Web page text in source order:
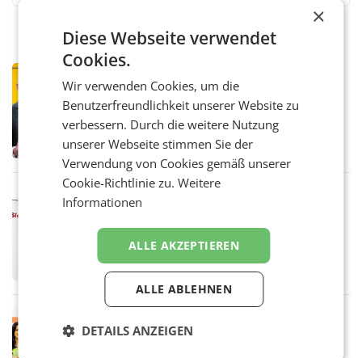
Österreichische Post: Umsatzplus im
ersten Halbjahr trotz schwachem
Briefgeschäft
WIEN Die Österreichische Post AG hat im
ersten Halbjahr 2026 einen Konzernumsatz
von 1.544,0 Mio. EUR erwirtschaftet, was
einem Plus von 3,8 Prozent gegenüber dem
Vergleichszeitraum
überraschend viel Gewinn
UNTERFÖHRING/MAILAND/AMSTERDAM. Der
Fernsehkonzern ProSiebenSat.1 hat im
Frühjahr dank Kostensenkungen operativ
wieder Gewinn gemacht und die
Markterwartung deutlich übertroffen.
Eine Bühne für Zirkularität: ARA und
×
Diese Webseite verwendet
Cookies.
Wir verwenden Cookies, um die
Benutzerfreundlichkeit unserer Website zu
verbessern. Durch die weitere Nutzung
unserer Webseite stimmen Sie der
Verwendung von Cookies gemäß unserer
Cookie-Richtlinie zu.Weitere
Informationen
ALLE AKZEPTIEREN
ALLE ABLEHNEN
DETAILS ANZEIGEN